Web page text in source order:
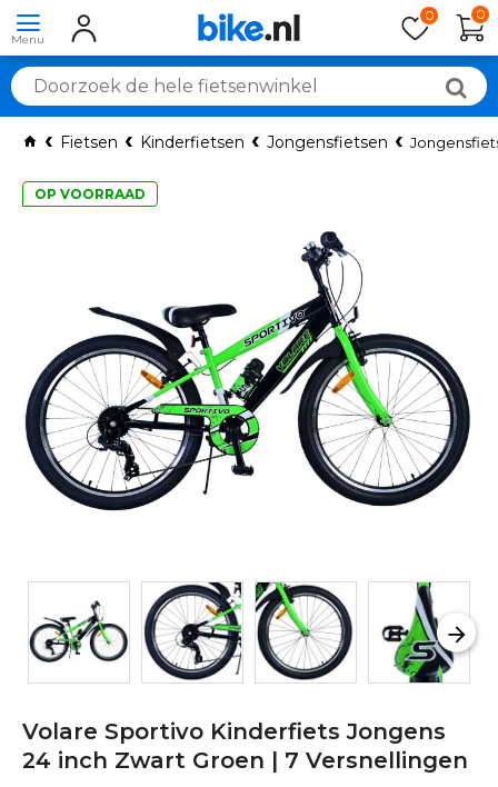
0 0
Fietsen Kinderfietsen Jongensfietsen
OP VOORRAAD
Volare Sportivo Kinderfiets Jongens
24 inch Zwart Groen | 7 Versnellingen